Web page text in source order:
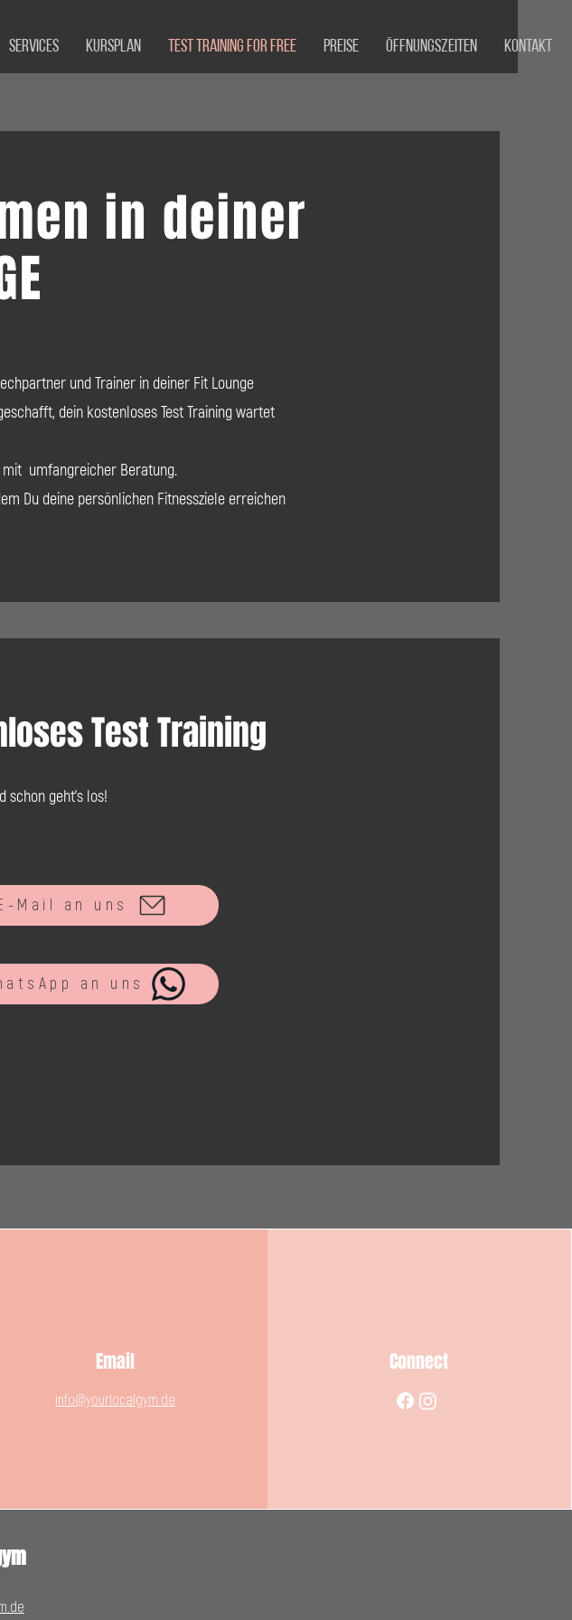
Services Kursplan Test Training for free Preise Öffnungszeiten Kontakt
in deiner
und Trainer in deiner Fit Lounge
dein kostenloses Test Training wartet
mit umfangreicher Beratung.
Du deine persönlichen Fitnessziele erreichen
Test Training
schon geht's los!
Mail an uns
an uns
Email
info@yourlocalgym.de
Connect